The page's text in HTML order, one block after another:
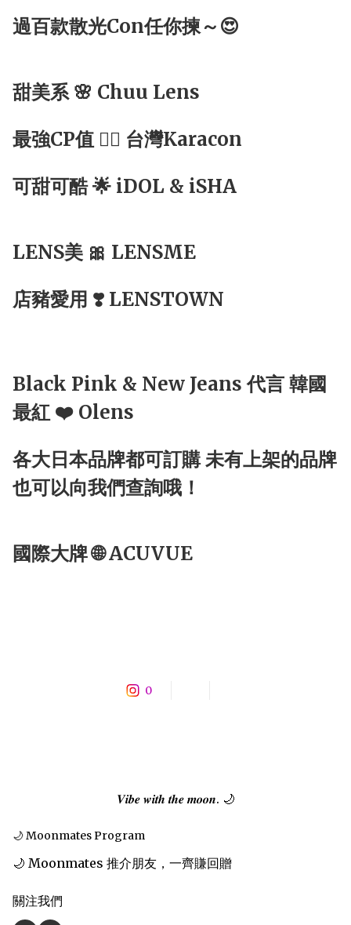
過百款散光Con任你揀～😍
甜美系 🌸 Chuu Lens
最強CP值 ☝🏻 台灣Karacon
可甜可酷 🌟 iDOL & iSHA
LENS美 🎀 LENSME
店豬愛用 ❣️ LENSTOWN
Black Pink & New Jeans 代言 韓國
最紅 ❤️ Olens
各大日本品牌都可訂購 未有上架的品牌
也可以向我們查詢哦！
國際大牌 🌐 ACUVUE
0
𝑽𝒊𝒃𝒆 𝒘𝒊𝒕𝒉 𝒕𝒉𝒆 𝒎𝒐𝒐𝒏. 🌙
🌙 Moonmates Program
🌙 Moonmates 推介朋友，一齊賺回贈
關注我們